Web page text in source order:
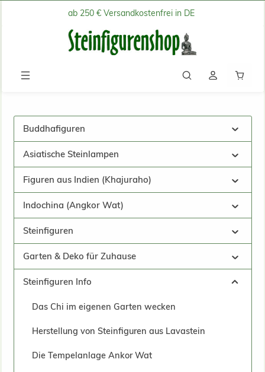
Zum Hauptinhalt springenab 250 € Versandkostenfrei in DE
Buddhafiguren
Asiatische Steinlampen
Figuren aus Indien (Khajuraho)
Indochina (Angkor Wat)
Steinfiguren
Garten & Deko für Zuhause
Steinfiguren Info
Das Chi im eigenen Garten wecken
Herstellung von Steinfiguren aus Lavastein
Die Tempelanlage Ankor Wat